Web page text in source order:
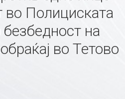
во Полициската
на
во Тетово